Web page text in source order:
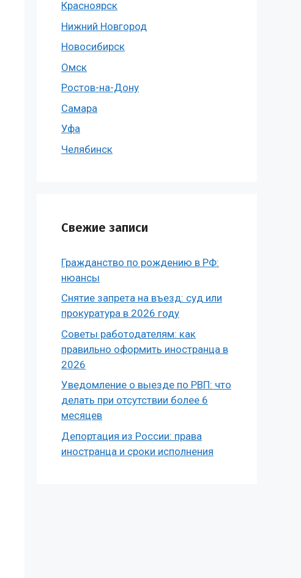
Красноярск
Нижний Новгород
Новосибирск
Омск
Ростов-на-Дону
Самара
Уфа
Челябинск
Свежие записи
Гражданство по рождению в РФ:
нюансы
Снятие запрета на въезд: суд или
прокуратура в 2026 году
Советы работодателям: как
правильно оформить иностранца в
2026
Уведомление о выезде по РВП: что
делать при отсутствии более 6
месяцев
Депортация из России: права
иностранца и сроки исполнения